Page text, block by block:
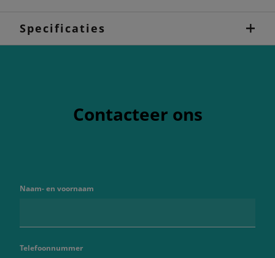
Specificaties
Contacteer ons
Naam- en voornaam
Telefoonnummer